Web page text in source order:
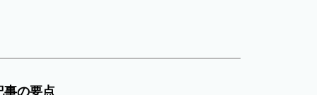
事の要点